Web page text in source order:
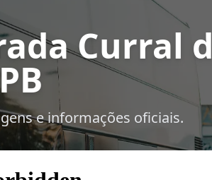
Curral
e informações oficiais.